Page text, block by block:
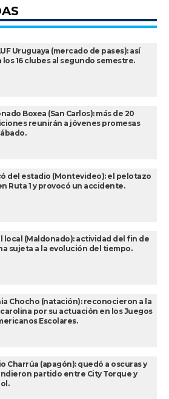
Uruguaya (mercado de pases): así
los 16 clubes al segundo semestre.
Boxea (San Carlos): más de 20
reunirán a jóvenes promesas
del estadio (Montevideo): el pelotazo
Ruta 1 y provocó un accidente.
local (Maldonado): actividad del fin de
sujeta a la evolución del tiempo.
Chocho (natación): reconocieron a la
por su actuación en los Juegos
Escolares.
Charrúa (apagón): quedó a oscuras y
partido entre City Torque y